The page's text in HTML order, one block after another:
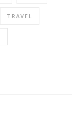
TRAVEL